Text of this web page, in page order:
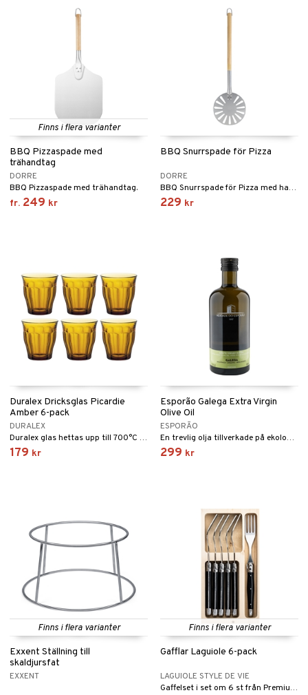
Finns i flera varianter
BBQ Pizzaspade med
trähandtag
DORRE
BBQ Pizzaspade med trähandtag.
fr. 249 kr
BBQ Snurrspade för Pizza
DORRE
BBQ Snurrspade för Pizza med handtag i trä.
229 kr
Duralex Dricksglas Picardie
Amber 6-pack
DURALEX
Duralex glas hettas upp till 700°C och kyls sedan av snabbt med kall luft. Då uppstår en väl beräknad spänning i glaset, som gör glaset motståndskraftigt mot stötar och slag.
179 kr
Esporão Galega Extra Virgin
Olive Oil
ESPORÃO
En trevlig olja tillverkade på ekologiska oliver med viss sötma och ett avslut med smak av nötter.
299 kr
Finns i flera varianter
Exxent Ställning till
skaldjursfat
EXXENT
Finns i flera varianter
Gafflar Laguiole 6-pack
LAGUIOLE STYLE DE VIE
Gaffelset i set om 6 st från Premium Line of Laguiole Style de Vie. Med dessa gafflar gör du ditt set med stekknivar helt komplett.